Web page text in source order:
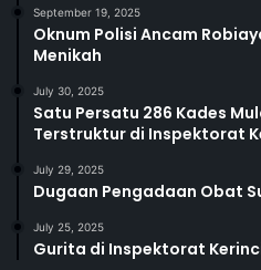
September 19, 2025
Oknum Polisi Ancam
Menikah
July 30, 2025
Satu Persatu 286 Kades
Terstruktur di Inspektorat
July 29, 2025
Dugaan Pengadaan Obat
July 25, 2025
Gurita di Inspektorat